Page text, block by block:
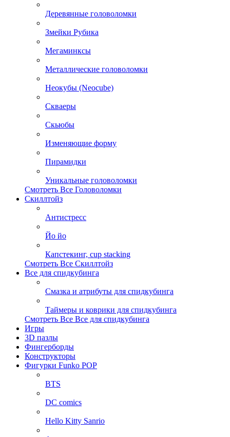
Деревянные головоломки
Змейки Рубика
Мегаминксы
Металлические головоломки
Неокубы (Neocube)
Скваеры
Скьюбы
Изменяющие форму
Пирамидки
Уникальные головоломки
Смотреть Все Головоломки
Скиллтойз
Антистресс
Йо йо
Капстекинг, cup stacking
Смотреть Все Скиллтойз
Все для спидкубинга
Смазка и атрибуты для спидкубинга
Таймеры и коврики для спидкубинга
Смотреть Все Все для спидкубинга
Игры
3D пазлы
Фингерборды
Конструкторы
Фигурки Funko POP
BTS
DC comics
Hello Kitty Sanrio